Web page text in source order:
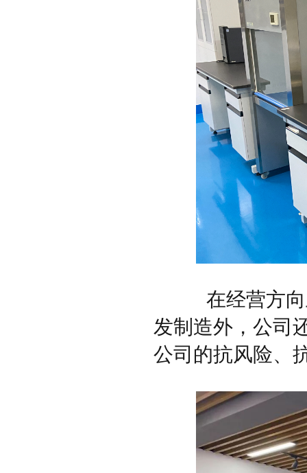
在经营方向上
发制造外，公司
公司的抗风险、